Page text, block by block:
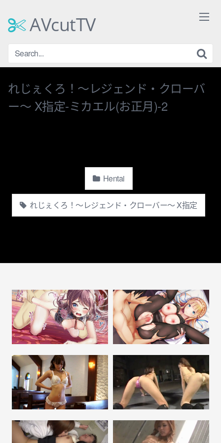
contentAVcutTV
れじぇくろ！〜レジェンド・クローバ
ー〜 X指定-ミカエル(お正月)-2
Hentai
れじぇくろ！〜レジェンド・クローバー〜 X指定